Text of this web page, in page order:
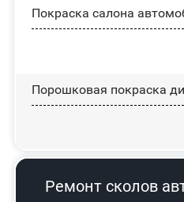
Покраска салона
Порошковая покраска
Ремонт сколов